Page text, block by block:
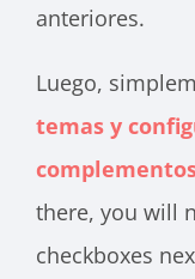
anteriores.
Luego,
temas y
there, you will
checkboxes